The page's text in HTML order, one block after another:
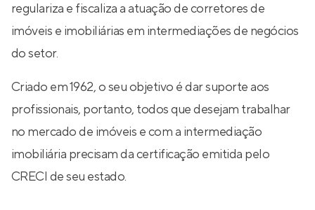
regulariza e fiscaliza a atuação de corretores de
imóveis e imobiliárias em intermediações de negócios
do setor.
Criado em 1962, o seu objetivo é dar suporte aos
profissionais, portanto, todos que desejam trabalhar
no mercado de imóveis e com a intermediação
imobiliária precisam da certificação emitida pelo
CRECI de seu estado.